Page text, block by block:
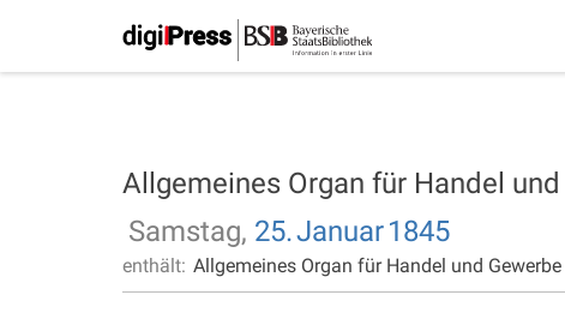
Allgemeines Organ für Handel
Samstag, 25.Januar1845
enthält: Allgemeines Organ für Handel und